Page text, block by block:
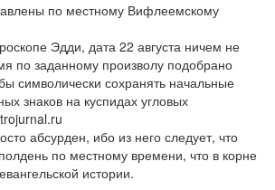
по местному Вифлеемскому
Эдди, дата 22 августа ничем не
по заданному произволу подобрано
символически сохранять начальные
знаков на куспидах угловых
абсурден, ибо из него следует, что
по местному времени, что в корне
истории.